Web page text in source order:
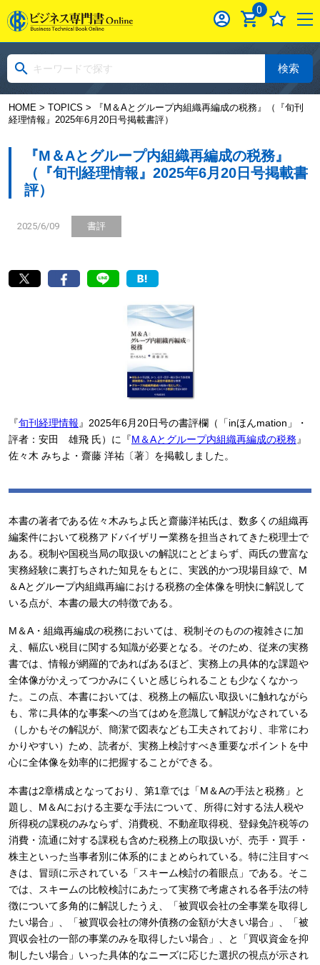
0
検索
HOME> TOPICS > 『M＆Aとグループ内組織再編成の税務』（『旬刊
経理情報』2025年6月20日号掲載書評）
『M＆Aとグループ内組織再編成の税務』
（『旬刊経理情報』2025年6月20日号掲載書
評）
2025/6/09 書評
『旬刊経理情報 』2025年6月20日号の書評欄（「inほんmation」・
評者：安田 雄飛 氏）に『M＆Aとグループ内組織再編成の税務 』
佐々木 みちよ・齋藤 洋祐〔著〕を掲載しました。
本書の著者である佐々木みちよ氏と齋藤洋祐氏は、数多くの組織再
編案件において税務アドバイザリー業務を担当されてきた税理士で
ある。税制や国税当局の取扱いの解説にとどまらず、両氏の豊富な
実務経験に裏打ちされた知見をもとに、実践的かつ現場目線で、M
＆Aとグループ内組織再編における税務の全体像を明快に解説して
いる点が、本書の最大の特徴である。
M＆A・組織再編成の税務においては、税制そのものの複雑さに加
え、幅広い税目に関する知識が必要となる。そのため、従来の実務
書では、情報が網羅的であればあるほど、実務上の具体的な課題や
全体像がかえってつかみにくいと感じられることも少なくなかっ
た。この点、本書においては、税務上の幅広い取扱いに触れながら
も、常に具体的な事案への当てはめを意識して解説がなされている
（しかもその解説が、簡潔で図表なども工夫されており、非常にわ
かりやすい）ため、読者が、実務上検討すべき重要なポイントを中
心に全体像を効率的に把握することができる。
本書は2章構成となっており、第1章では「M＆Aの手法と税務」と
題し、M＆Aにおける主要な手法について、所得に対する法人税や
所得税の課税のみならず、消費税、不動産取得税、登録免許税等の
消費・流通に対する課税も含めた税務上の取扱いが、売手・買手・
株主といった当事者別に体系的にまとめられている。特に注目すべ
きは、冒頭に示されている「スキーム検討の着眼点」である。そこ
では、スキームの比較検討にあたって実務で考慮される各手法の特
徴について多角的に解説したうえ、「被買収会社の全事業を取得し
たい場合」、「被買収会社の簿外債務の金額が大きい場合」、「被
買収会社の一部の事業のみを取得したい場合」、と「買収資金を抑
制したい場合」いった具体的なニーズに応じた選択の視点が示され